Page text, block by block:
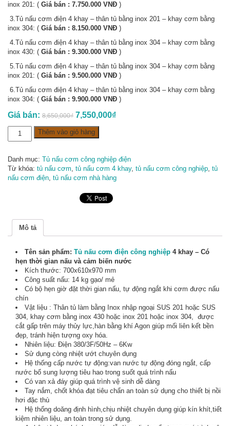
inox 201: ( Giá bán : 7.750.000 VNĐ )
3.Tủ nấu cơm điện 4 khay – thân tủ bằng inox 201 – khay cơm bằng
inox 304: ( Giá bán : 8.150.000 VNĐ )
4.Tủ nấu cơm điện 4 khay – thân tủ bằng inox 304 – khay cơm bằng
inox 430: ( Giá bán : 9.300.000 VNĐ )
5.Tủ nấu cơm điện 4 khay – thân tủ bằng inox 304 – khay cơm bằng
inox 201: ( Giá bán : 9.500.000 VNĐ )
6.Tủ nấu cơm điện 4 khay – thân tủ bằng inox 304 – khay cơm bằng
inox 304: ( Giá bán : 9.900.000 VNĐ )
Giá bán: 8,650,000₫ 7,550,000₫
nấu
điện
4
khay
thời
cảm
niến
nước
lượng
Thêm vào giỏ hàng
Danh mục: Tủ nấu cơm công nghiệp điện
Từ khóa: tủ nấu cơm, tủ nấu cơm 4 khay, tủ nấu cơm công nghiệp, tủ
nấu cơm điện, tủ nấu cơm nhà hàng
Mô tả
Tên sản phẩm: Tủ nấu cơm điện công nghiệp 4 khay – Có
hẹn thời gian nấu và cảm biến nước
Kích thước: 700x610x970 mm
Công suất nấu: 14 kg gạo/ mẻ
Có bộ hẹn giờ đặt thời gian nấu, tự động ngắt khi cơm được nấu
chín
Vật liệu : Thân tủ làm bằng Inox nhập ngoại SUS 201 hoặc SUS
304, khay cơm bằng inox 430 hoặc inox 201 hoặc inox 304, được
cắt gấp trên máy thủy lực,hàn bằng khí Agon giúp mối liên kết bền
đẹp, tránh hiện tượng oxy hóa.
Nhiên liệu: Điện 380/3F/50Hz – 6Kw
Sử dụng còng nhiệt ướt chuyên dụng
Hệ thống cấp nước tự động:van nước tự động đóng ngắt, cấp
nước bổ sung lượng tiêu hao trong suốt quá trình nấu
Có van xả đáy giúp quá trình vệ sinh dễ dàng
Tay nắm, chốt khóa đạt tiêu chẩn an toàn sử dụng cho thiết bị nồi
hơi đặc thù
Hệ thống doăng định hình,chịu nhiệt chuyên dụng giúp kín khít,tiết
kiệm nhiên liệu, an toàn trong sử dụng.